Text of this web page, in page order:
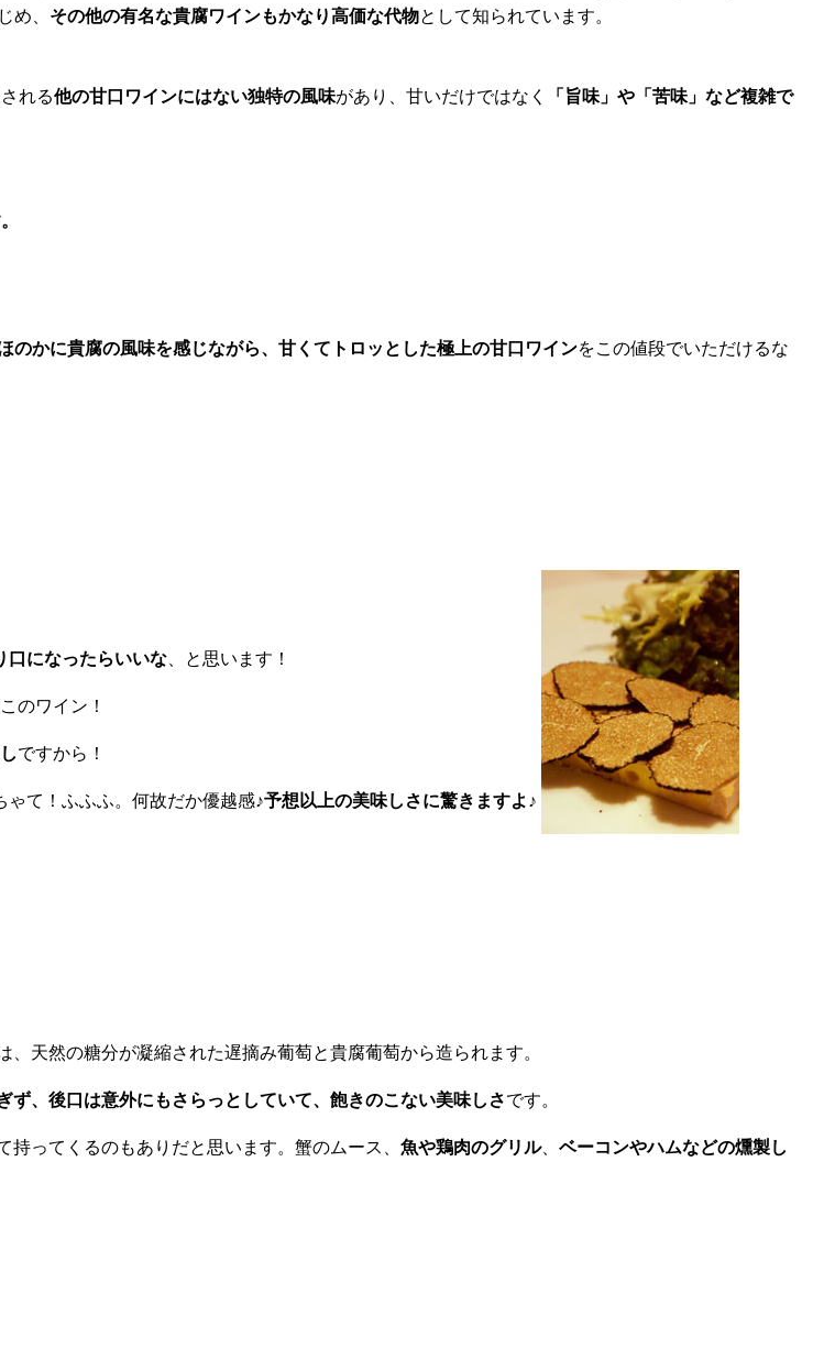
め、 その他の有名な貴腐ワインもかなり高価な代物として知られています。
れる他の甘口ワインにはない独特の風味があり、甘いだけではなく
「旨味」や「苦味」など複雑で
のかに貴腐の風味を感じながら、甘くてトロッとした極上の甘口ワインをこの値段でいただけるな
口になったらいいな 、と思います！
のワイン！
ですから！
て！ふふふ。何故だか優越感♪予想以上の美味しさに驚きますよ♪
天然の糖分が凝縮された遅摘み葡萄と貴腐葡萄から造られます。
ず、後口は意外にもさらっとしていて、飽きのこない美味しさです。
ってくるのもありだと思います。蟹のムース、 魚や鶏肉のグリル、 ベーコンやハムなどの燻製し